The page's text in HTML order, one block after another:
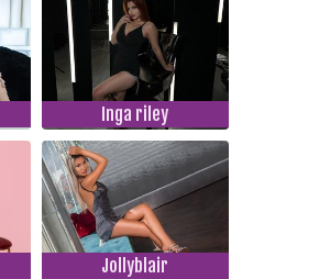
Inga riley
Jollyblair